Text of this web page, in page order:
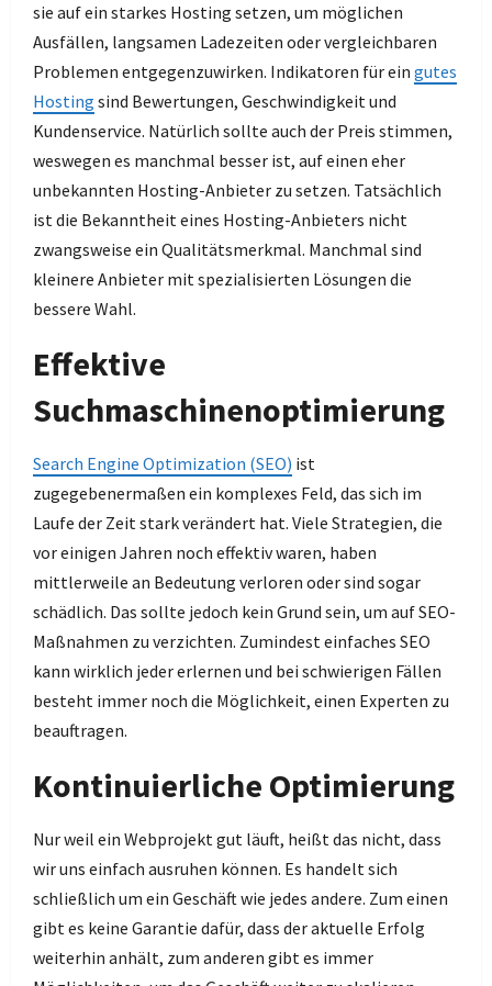
sie auf ein starkes Hosting setzen, um möglichen
Ausfällen, langsamen Ladezeiten oder vergleichbaren
Problemen entgegenzuwirken. Indikatoren für ein gutes
Hosting sind Bewertungen, Geschwindigkeit und
Kundenservice. Natürlich sollte auch der Preis stimmen,
weswegen es manchmal besser ist, auf einen eher
unbekannten Hosting-Anbieter zu setzen. Tatsächlich
ist die Bekanntheit eines Hosting-Anbieters nicht
zwangsweise ein Qualitätsmerkmal. Manchmal sind
kleinere Anbieter mit spezialisierten Lösungen die
bessere Wahl.
Effektive
Suchmaschinenoptimierung
Search Engine Optimization (SEO) ist
zugegebenermaßen ein komplexes Feld, das sich im
Laufe der Zeit stark verändert hat. Viele Strategien, die
vor einigen Jahren noch effektiv waren, haben
mittlerweile an Bedeutung verloren oder sind sogar
schädlich. Das sollte jedoch kein Grund sein, um auf SEO-
Maßnahmen zu verzichten. Zumindest einfaches SEO
kann wirklich jeder erlernen und bei schwierigen Fällen
besteht immer noch die Möglichkeit, einen Experten zu
beauftragen.
Kontinuierliche Optimierung
Nur weil ein Webprojekt gut läuft, heißt das nicht, dass
wir uns einfach ausruhen können. Es handelt sich
schließlich um ein Geschäft wie jedes andere. Zum einen
gibt es keine Garantie dafür, dass der aktuelle Erfolg
weiterhin anhält, zum anderen gibt es immer